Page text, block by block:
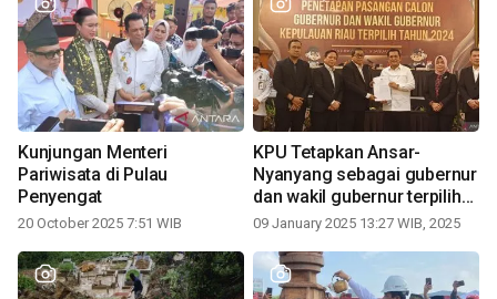
Kunjungan Menteri
Pariwisata di Pulau
Penyengat
20 October 2025 7:51 WIB
KPU Tetapkan Ansar-
Nyanyang sebagai gubernur
dan wakil gubernur terpilih
periode 2025-2030
09 January 2025 13:27 WIB, 2025